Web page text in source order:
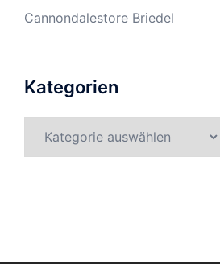
Cannondalestore Briedel
Kategorien